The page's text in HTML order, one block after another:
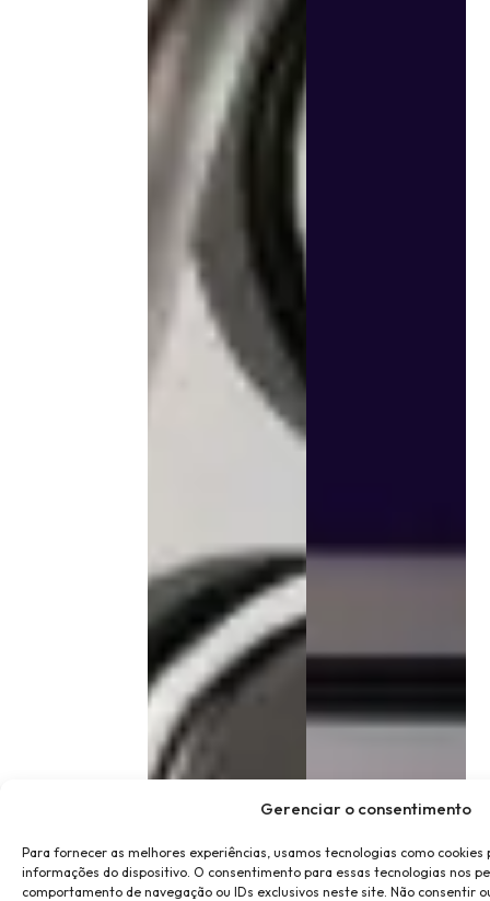
Gerenciar o consentimento
Para fornecer as melhores experiências, usamos tecnologias como
informações do dispositivo. O consentimento para essas tecnologias nos
comportamento de navegação ou IDs exclusivos neste site. Não consentir